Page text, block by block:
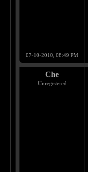
07-10-2010, 08:49 PM
Che
Unregistered